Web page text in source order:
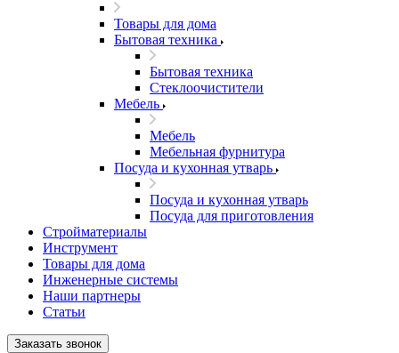
Товары для дома
Бытовая техника
Бытовая техника
Стеклоочистители
Мебель
Мебель
Мебельная фурнитура
Посуда и кухонная утварь
Посуда и кухонная утварь
Посуда для приготовления
Стройматериалы
Инструмент
Товары для дома
Инженерные системы
Наши партнеры
Статьи
Заказать звонок